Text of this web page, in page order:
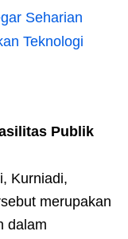
Seharian
Teknologi
Publik
Kurniadi,
merupakan
dalam